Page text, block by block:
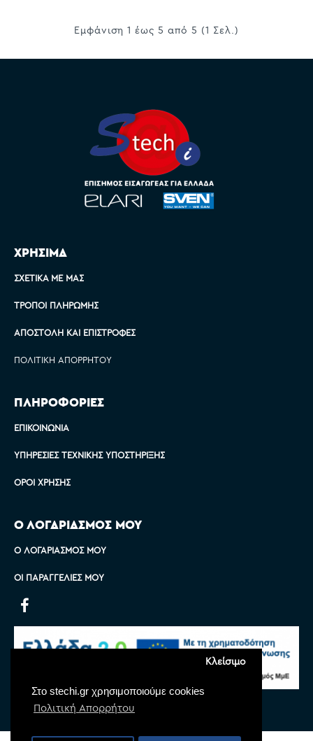
Στο stechi.gr χρησιμοποιούμε cookies
Πολιτική Απορρήτου
Κλείσιμο
Εμφάνιση 1 έως 5 από 5 (1 Σελ.)
ΧΡΗΣΙΜΑ
ΣΧΕΤΙΚΆ ΜΕ ΜΑΣ
ΤΡΌΠΟΙ ΠΛΗΡΩΜΉΣ
ΑΠΟΣΤΟΛΉ ΚΑΙ ΕΠΙΣΤΡΟΦΈΣ
ΠΟΛΙΤΙΚΉ ΑΠΟΡΡΉΤΟΥ
ΠΛΗΡΟΦΟΡΙΕΣ
ΕΠΙΚΟΙΝΩΝΊΑ
ΥΠΗΡΕΣΊΕΣ ΤΕΧΝΙΚΉΣ ΥΠΟΣΤΉΡΙΞΗΣ
ΌΡΟΙ ΧΡΉΣΗΣ
Ο ΛΟΓΑΡΙΑΣΜΟΣ ΜΟΥ
Ο ΛΟΓΑΡΙΑΣΜΌΣ ΜΟΥ
ΟΙ ΠΑΡΑΓΓΕΛΊΕΣ ΜΟΥ